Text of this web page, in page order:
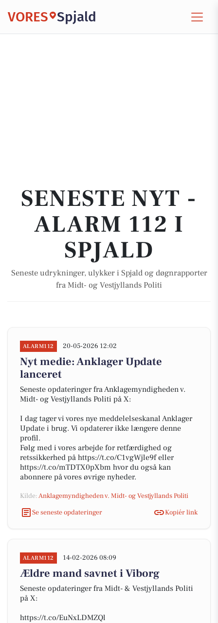
VORES Spjald
SENESTE NYT -
ALARM 112 I
SPJALD
Seneste udrykninger, ulykker i Spjald og døgnrapporter
fra Midt- og Vestjyllands Politi
ALARM112 20-05-2026 12:02
Nyt medie: Anklager Update
lanceret
Seneste opdateringer fra Anklagemyndigheden v.
Midt- og Vestjyllands Politi på X:
I dag tager vi vores nye meddelelseskanal Anklager
Update i brug. Vi opdaterer ikke længere denne
profil.
Følg med i vores arbejde for retfærdighed og
retssikkerhed på https://t.co/C1vgWjle9f eller
https://t.co/mTDTX0pXbm hvor du også kan
abonnere på vores øvrige nyheder.
Kilde:Anklagemyndigheden v. Midt- og Vestjyllands Politi
Se seneste opdateringer
Kopiér link
ALARM112 14-02-2026 08:09
Ældre mand savnet i Viborg
Seneste opdateringer fra Midt- & Vestjyllands Politi
på X:
https://t.co/EuNxLDMZQl